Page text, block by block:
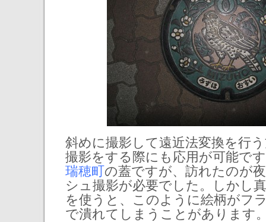
斜めに撮影して遠近法変換を行
撮影をする際にも応用が可能で
瑞穂町の蓋ですが、訪れたのが
シュ撮影が必要でした。しかし
を使うと、このように絵柄がフ
で潰れてしまうことがあります